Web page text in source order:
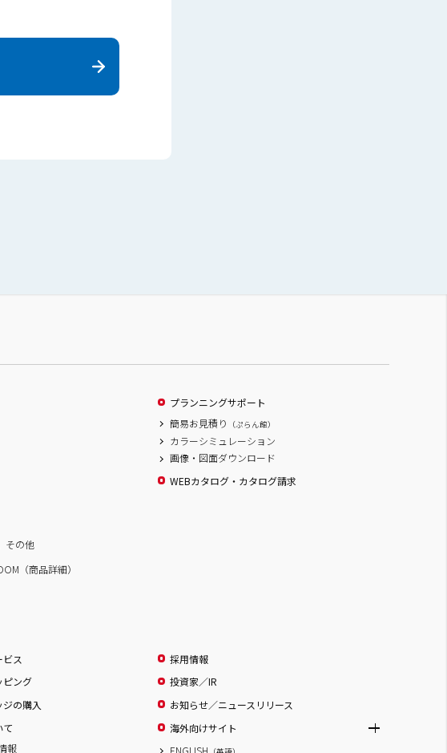
その他
（商品詳細）
プランニングサポート
簡易お見積り
（ぷらん館）
カラーシミュレーション
画像・図面ダウンロード
WEBカタログ・カタログ請求
ビス
ピング
の購入
て
報
採用情報
投資家／IR
お知らせ／ニュースリリース
海外向けサイト